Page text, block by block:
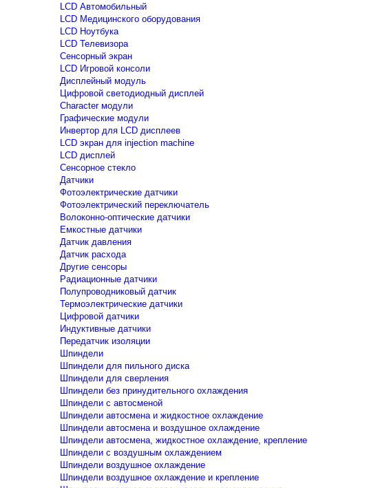
LCD Автомобильный
LCD Медицинского оборудования
LCD Ноутбука
LCD Телевизора
Сенсорный экран
LCD Игровой консоли
Дисплейный модуль
Цифровой светодиодный дисплей
Сharacter модули
Графические модули
Инвертор для LCD дисплеев
LCD экран для injection machine
LCD дисплей
Сенсорное стекло
Датчики
Фотоэлектрические датчики
Фотоэлектрический переключатель
Волоконно-оптические датчики
Емкостные датчики
Датчик давления
Датчик расхода
Другие сенсоры
Радиационные датчики
Полупроводниковый датчик
Термоэлектрические датчики
Цифровой датчики
Индуктивные датчики
Передатчик изоляции
Шпиндели
Шпиндели для пильного диска
Шпиндели для сверления
Шпиндели без принудительного охлаждения
Шпиндели с автосменой
Шпиндели автосмена и жидкостное охлаждение
Шпиндели автосмена и воздушное охлаждение
Шпиндели автосмена, жидкостное охлаждение, крепление
Шпиндели с воздушным охлаждением
Шпиндели воздушное охлаждение
Шпиндели воздушное охлаждение и крепление